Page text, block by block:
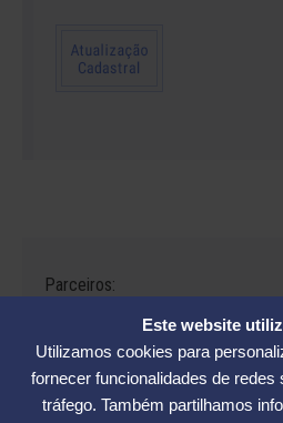
Este website
Utilizamos cookies para
fornecer funcionalidades de
tráfego. Também partilhamos
Parceiros: